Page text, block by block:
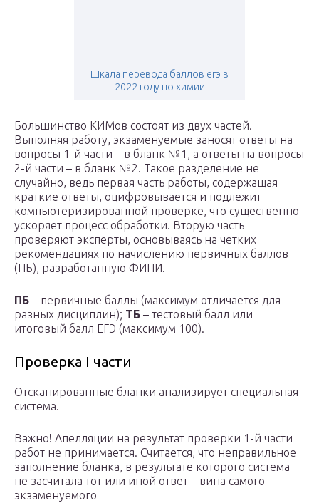
Шкала перевода баллов егэ в
2022 году по химии
Большинство КИМов состоят из двух частей.
Выполняя работу, экзаменуемые заносят ответы на
вопросы 1-й части – в бланк №1, а ответы на вопросы
2-й части – в бланк №2. Такое разделение не
случайно, ведь первая часть работы, содержащая
краткие ответы, оцифровывается и подлежит
компьютеризированной проверке, что существенно
ускоряет процесс обработки. Вторую часть
проверяют эксперты, основываясь на четких
рекомендациях по начислению первичных баллов
(ПБ), разработанную ФИПИ.
ПБ – первичные баллы (максимум отличается для
разных дисциплин); ТБ – тестовый балл или
итоговый балл ЕГЭ (максимум 100).
Проверка І части
Отсканированные бланки анализирует специальная
система.
Важно! Апелляции на результат проверки 1-й части
работ не принимается. Считается, что неправильное
заполнение бланка, в результате которого система
не засчитала тот или иной ответ – вина самого
экзаменуемого